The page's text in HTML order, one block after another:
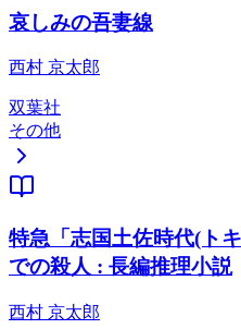
哀しみの吾妻線
西村 京太郎
双葉社
その他
特急「志国土佐時代(ト
での殺人 : 長編推理小説
西村 京太郎